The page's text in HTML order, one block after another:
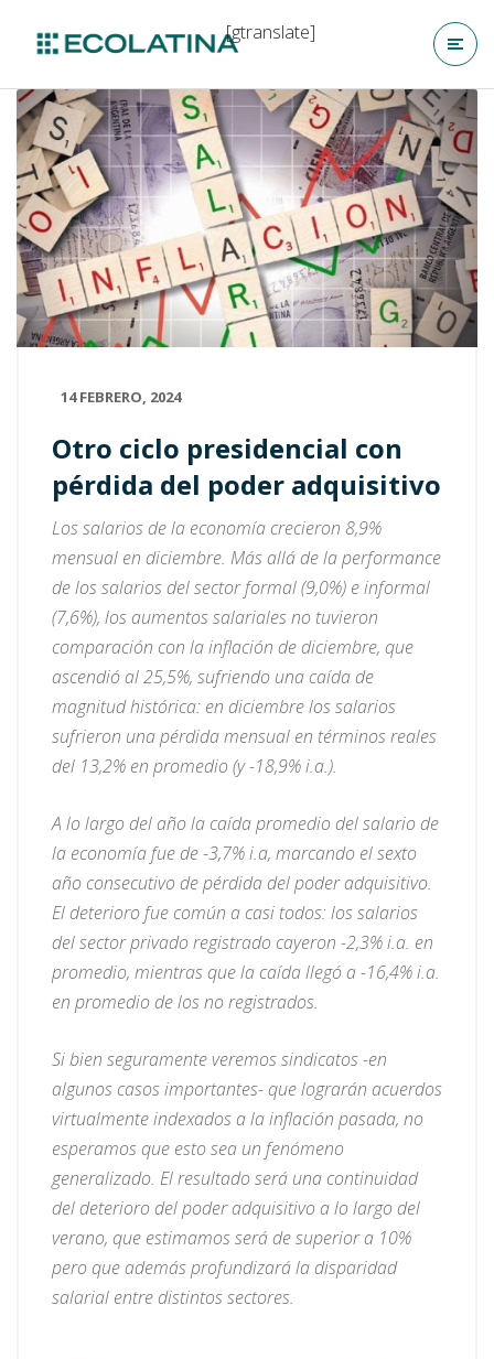
[gtranslate]
14 FEBRERO, 2024
Otro ciclo presidencial con
pérdida del poder adquisitivo
Los salarios de la economía crecieron 8,9%
mensual en diciembre. Más allá de la performance
de los salarios del sector formal (9,0%) e informal
(7,6%), los aumentos salariales no tuvieron
comparación con la inflación de diciembre, que
ascendió al 25,5%, sufriendo una caída de
magnitud histórica: en diciembre los salarios
sufrieron una pérdida mensual en términos reales
del 13,2% en promedio (y -18,9% i.a.).
A lo largo del año la caída promedio del salario de
la economía fue de -3,7% i.a, marcando el sexto
año consecutivo de pérdida del poder adquisitivo.
El deterioro fue común a casi todos: los salarios
del sector privado registrado cayeron -2,3% i.a. en
promedio, mientras que la caída llegó a -16,4% i.a.
en promedio de los no registrados.
Si bien seguramente veremos sindicatos -en
algunos casos importantes- que lograrán acuerdos
virtualmente indexados a la inflación pasada, no
esperamos que esto sea un fenómeno
generalizado. El resultado será una continuidad
del deterioro del poder adquisitivo a lo largo del
verano, que estimamos será de superior a 10%
pero que además profundizará la disparidad
salarial entre distintos sectores.